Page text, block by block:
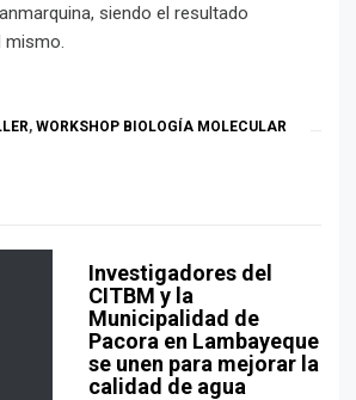
siendo el resultado
mismo.
, WORKSHOP BIOLOGÍA MOLECULAR
Investigadores del
CITBM y la
Municipalidad de
Pacora en Lambayeque
se unen para mejorar la
calidad de agua